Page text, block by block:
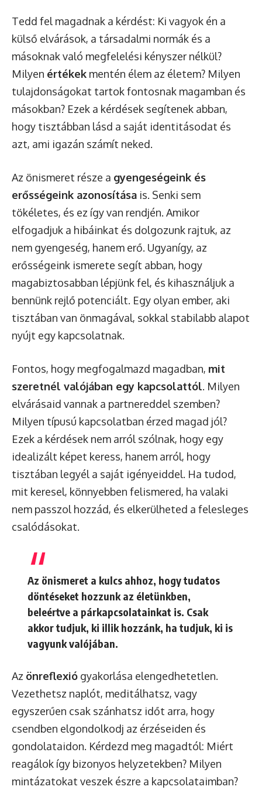
Tedd fel magadnak a kérdést: Ki vagyok én a
külső elvárások, a társadalmi normák és a
másoknak való megfelelési kényszer nélkül?
Milyen értékek mentén élem az életem? Milyen
tulajdonságokat tartok fontosnak magamban és
másokban? Ezek a kérdések segítenek abban,
hogy tisztábban lásd a saját identitásodat és
azt, ami igazán számít neked.
Az önismeret része a gyengeségeink és
erősségeink azonosítása is. Senki sem
tökéletes, és ez így van rendjén. Amikor
elfogadjuk a hibáinkat és dolgozunk rajtuk, az
nem gyengeség, hanem erő. Ugyanígy, az
erősségeink ismerete segít abban, hogy
magabiztosabban lépjünk fel, és kihasználjuk a
bennünk rejlő potenciált. Egy olyan ember, aki
tisztában van önmagával, sokkal stabilabb alapot
nyújt egy kapcsolatnak.
Fontos, hogy megfogalmazd magadban, mit
szeretnél valójában egy kapcsolattól. Milyen
elvárásaid vannak a partnereddel szemben?
Milyen típusú kapcsolatban érzed magad jól?
Ezek a kérdések nem arról szólnak, hogy egy
idealizált képet keress, hanem arról, hogy
tisztában legyél a saját igényeiddel. Ha tudod,
mit keresel, könnyebben felismered, ha valaki
nem passzol hozzád, és elkerülheted a felesleges
csalódásokat.
Az önismeret a kulcs ahhoz, hogy tudatos
döntéseket hozzunk az életünkben,
beleértve a párkapcsolatainkat is. Csak
akkor tudjuk, ki illik hozzánk, ha tudjuk, ki is
vagyunk valójában.
Az önreflexió gyakorlása elengedhetetlen.
Vezethetsz naplót, meditálhatsz, vagy
egyszerűen csak szánhatsz időt arra, hogy
csendben elgondolkodj az érzéseiden és
gondolataidon. Kérdezd meg magadtól: Miért
reagálok így bizonyos helyzetekben? Milyen
mintázatokat veszek észre a kapcsolataimban?